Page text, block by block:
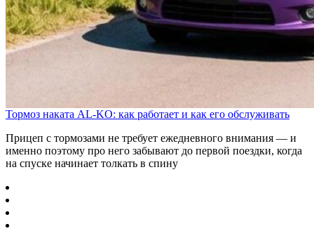
Тормоз наката AL-KO: как работает и как его обслуживать
Прицеп с тормозами не требует ежедневного внимания — и
именно поэтому про него забывают до первой поездки, когда
на спуске начинает толкать в спину